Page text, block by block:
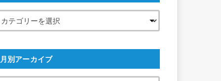
月別アーカイブ